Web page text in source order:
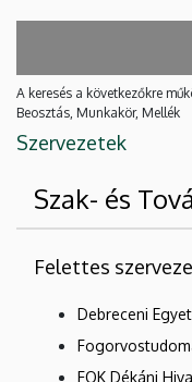
A keresés a következőkre
Beosztás, Munkakör, Mellék
Szervezetek
Szak- és
Felettes
Debreceni
FOK Dékáni